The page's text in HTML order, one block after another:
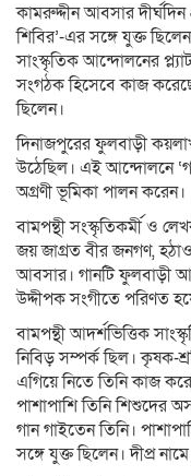
কামরুদ্দীন আবসার
শিবির’-এর সঙ্গে যুক্ত
সাংস্কৃতিক আন্দোলনের
সংগঠক হিসেবে কাজ
ছিলেন।
দিনাজপুরের ফুলবাড়ী
উঠেছিল। এই আন্দোলনে
অগ্রণী ভূমিকা পালন করেন।
বামপন্থী সংস্কৃতিকর্মী ও
জয় জাগ্রত বীর জনগণ,
আবসার। গানটি ফুলবাড়ী
উদ্দীপক সংগীতে পরিণত
বামপন্থী আদর্শভিত্তিক
নিবিড় সম্পর্ক ছিল। কৃষক-
এগিয়ে নিতে তিনি কাজ
পাশাপাশি তিনি শিশুদের
গান গাইতেন তিনি।
সঙ্গে যুক্ত ছিলেন। দীপ্র